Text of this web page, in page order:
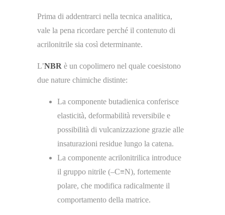
Prima di addentrarci nella tecnica analitica,
vale la pena ricordare perché il contenuto di
acrilonitrile sia così determinante.
L’NBR è un copolimero nel quale coesistono
due nature chimiche distinte:
La componente butadienica conferisce
elasticità, deformabilità reversibile e
possibilità di vulcanizzazione grazie alle
insaturazioni residue lungo la catena.
La componente acrilonitrilica introduce
il gruppo nitrile (–C≡N), fortemente
polare, che modifica radicalmente il
comportamento della matrice.